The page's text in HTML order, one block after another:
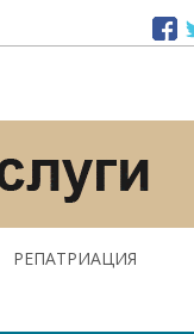
РЕПАТРИАЦИЯ